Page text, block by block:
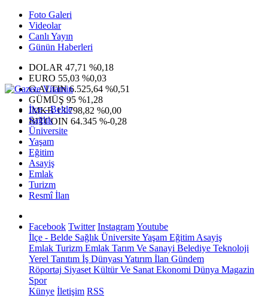
Foto Galeri
Videolar
Canlı Yayın
Günün Haberleri
DOLAR 47,71 %0,18
EURO 55,03 %0,03
G.ALTIN6.525,64 %0,51
GÜMÜŞ 95 %1,28
IMKB13.798,82 %0,00
BITCOIN 64.345 %-0,28
İlçe - Belde
Sağlık
Üniversite
Yaşam
Eğitim
Asayiş
Emlak
Turizm
Resmî İlan
Facebook Twitter InstagramYoutube
İlçe - Belde Sağlık ÜniversiteYaşam Eğitim Asayiş
Emlak Turizm Emlak Tarım Ve Sanayi Belediye Teknoloji
Yerel Tanıtım İş Dünyası Yatırım İlan Gündem
Röportaj Siyaset Kültür Ve Sanat Ekonomi Dünya Magazin
Spor
Künye İletişim RSS